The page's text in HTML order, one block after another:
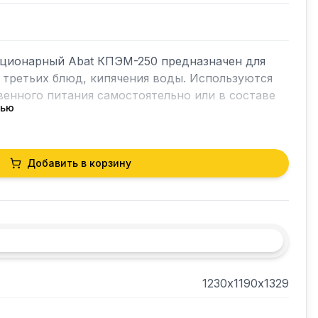
Abat КПЭМ-250 предназначен для
третьих блюд, кипячения воды. Используются
питания самостоятельно или в составе
краном большого диаметра на
фиксируется в любом положении.
рубашке" срабатывает автоматическое
Добавить в корзину
1230х1190х1329